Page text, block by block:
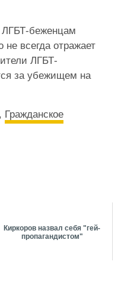
ЛГБТ-беженцам
не всегда отражает
ЛГБТ-
за убежищем на
Гражданское
Киркоров назвал себя "гей-
пропагандистом"